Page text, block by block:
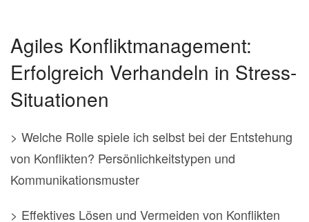
Agiles Konfliktmanagement:
Erfolgreich Verhandeln in Stress-
Situationen
> Welche Rolle spiele ich selbst bei der Entstehung
von Konflikten? Persönlichkeitstypen und
Kommunikationsmuster
> Effektives Lösen und Vermeiden von Konflikten